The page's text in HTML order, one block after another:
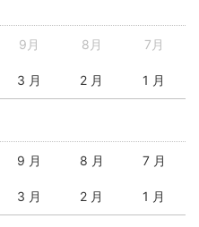
9月 8月 7月
3 月 2 月 1 月
9 月 8 月 7 月
3 月 2 月 1 月